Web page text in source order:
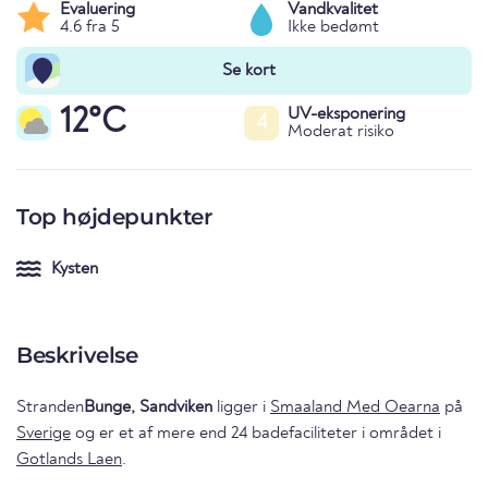
Evaluering
4.6 fra 5
Vandkvalitet
Ikke bedømt
Se kort
12°C 4
UV-eksponering
Moderat risiko
Top højdepunkter
Kysten
Beskrivelse
StrandenBunge, Sandviken ligger i Smaaland Med Oearna på
Sverige og er et af mere end 24 badefaciliteter i området i
Gotlands Laen.